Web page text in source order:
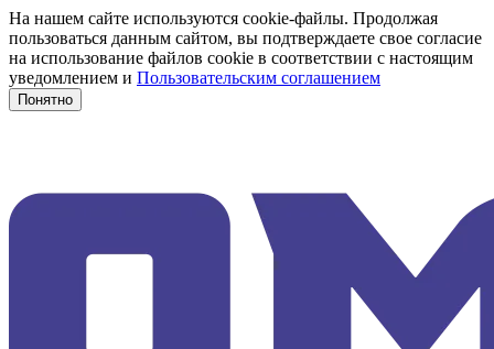
На нашем сайте используются cookie-файлы. Продолжая
пользоваться данным сайтом, вы подтверждаете свое согласие
на использование файлов cookie в соответствии с настоящим
уведомлением и Пользовательским соглашением
Понятно